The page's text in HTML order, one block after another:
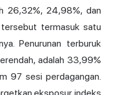
26,32%, 24,98%, dan
termasuk satu
Penurunan terburuk
adalah 33,99%
97 sesi perdagangan.